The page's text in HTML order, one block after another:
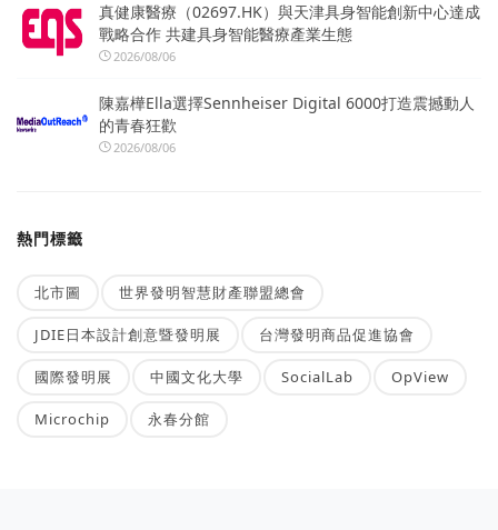
真健康醫療（02697.HK）與天津具身智能創新中心達成
戰略合作 共建具身智能醫療產業生態
2026/08/06
陳嘉樺Ella選擇Sennheiser Digital 6000打造震撼動人
的青春狂歡
2026/08/06
熱門標籤
北市圖 世界發明智慧財產聯盟總會
JDIE日本設計創意暨發明展 台灣發明商品促進協會
國際發明展 中國文化大學 SocialLab OpView
Microchip 永春分館